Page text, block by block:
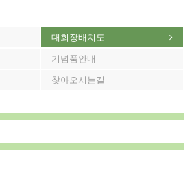
대회장배치도
기념품안내
찾아오시는길